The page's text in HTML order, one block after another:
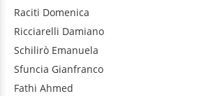
Raciti Domenica
Ricciarelli Damiano
Schilirò Emanuela
Sfuncia Gianfranco
Fathi Ahmed